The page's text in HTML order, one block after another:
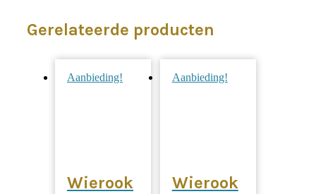
Gerelateerde producten
Aanbieding!
Wierook
Aanbieding!
Wierook